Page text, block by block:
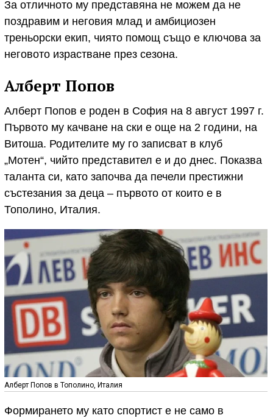
За отличното му представяна не можем да не
поздравим и неговия млад и амбициозен
треньорски екип, чиято помощ също е ключова за
неговото израстване през сезона.
Алберт Попов
Алберт Попов е роден в София на 8 август 1997 г.
Първото му качване на ски е още на 2 години, на
Витоша. Родителите му го записват в клуб
„Мотен“, чийто представител е и до днес. Показва
таланта си, като започва да печели престижни
състезания за деца – първото от които е в
Тополино, Италия.
Алберт Попов в Тополино, Италия
Формирането му като спортист е не само в